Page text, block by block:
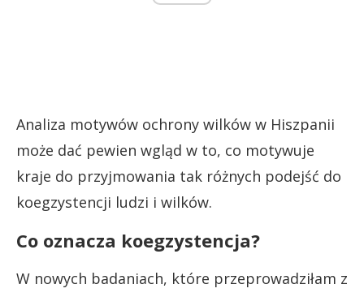
Analiza motywów ochrony wilków w Hiszpanii
może dać pewien wgląd w to, co motywuje
kraje do przyjmowania tak różnych podejść do
koegzystencji ludzi i wilków.
Co oznacza koegzystencja?
W nowych badaniach, które przeprowadziłam z